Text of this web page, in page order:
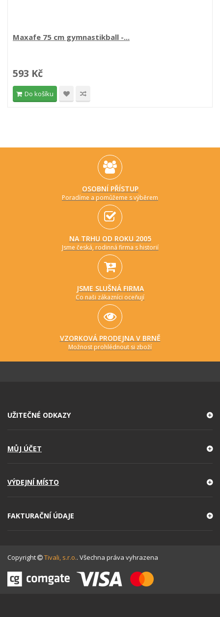
Maxafe 75 cm gymnastikball -...
593 Kč
Do košíku
OSOBNÍ PŘÍSTUP
Poradíme a pomůžeme s výběrem
NA TRHU OD ROKU 2005
Jsme česká, rodinná firma s historií
JSME SLUŠNÁ FIRMA
Co naši zákazníci oceňují
VZORKOVÁ PRODEJNA V BRNĚ
Možnost prohlédnout si zboží
UŽITEČNÉ ODKAZY
MŮJ ÚČET
VÝDEJNÍ MÍSTO
FAKTURAČNÍ ÚDAJE
Copyright Tivali, s.r.o.. Všechna práva vyhrazena